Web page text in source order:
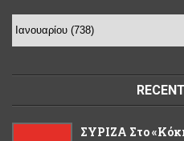
ΣΥΡΙΖΑ Στο